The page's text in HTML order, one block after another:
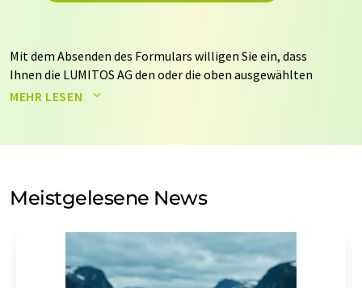
Mit dem Absenden des Formulars willigen Sie ein, dass
Ihnen die LUMITOS AG den oder die oben ausgewählten
Newsletter per E-Mail zusendet. Ihre Daten werden
auf Basis unsererDatenschutzerklärung. LUMITOS darf
Meinungsforschung per E-Mail kontaktieren. Ihre
Einwilligung können Sie jederzeit ohne Angabe von
Str. 2, 12489 Berlin oder per E-Mail unter
widerruf@lumitos.commit Wirkung für die Zukunft
widerrufen. Zudem ist in jeder E-Mail ein Link zur
MEHR LESEN
Meistgelesene News